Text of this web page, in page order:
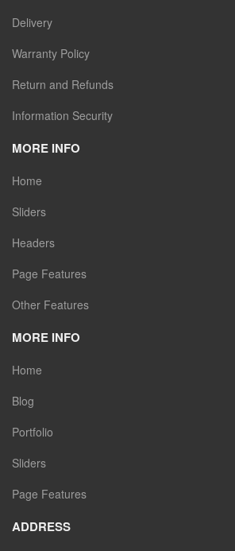
Delivery
Warranty Policy
Return and Refunds
Information Security
MORE INFO
Home
Sliders
Headers
Page Features
Other Features
MORE INFO
Home
Blog
Portfolio
Sliders
Page Features
ADDRESS